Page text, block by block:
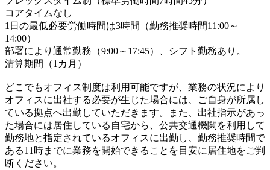
コアタイムなし
1日の最低必要労働時間は3時間（勤務推奨時間11:00～
14:00）
部署により通常勤務（9:00～17:45）、シフト勤務あり。
清算期間（1カ月）
どこでもオフィス制度は利用可能ですが、業務の状況により
オフィスに出社する必要が生じた場合には、ご自身が所属し
ている拠点へ出勤していただきます。また、出社指示があっ
た場合には居住している自宅から、公共交通機関を利用して
勤務地と指定されているオフィスに出勤し、勤務推奨時間で
ある11時までに業務を開始できることを目安に居住地をご判
断ください。